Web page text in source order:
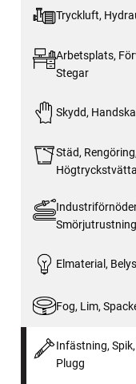
Tryckluft,
Arbetsplats,
Stegar
Skydd,
Städ,
Smörjutrustning
Elmaterial,
Fog, Lim,
Infästning,
Plugg